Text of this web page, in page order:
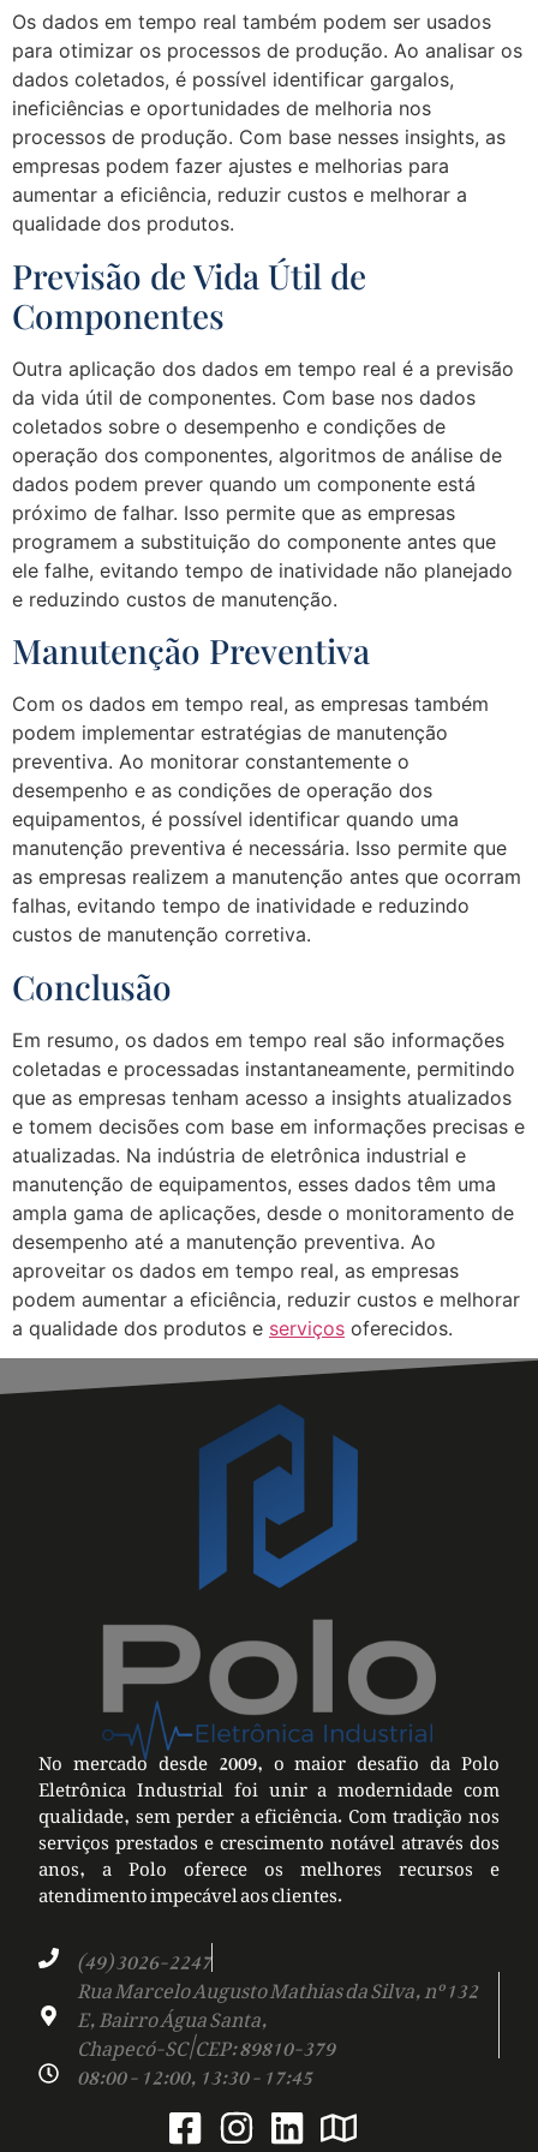
Os dados em tempo real também podem ser usados
para otimizar os processos de produção. Ao analisar os
dados coletados, é possível identificar gargalos,
ineficiências e oportunidades de melhoria nos
processos de produção. Com base nesses insights, as
empresas podem fazer ajustes e melhorias para
aumentar a eficiência, reduzir custos e melhorar a
qualidade dos produtos.
Previsão de Vida Útil de
Componentes
Outra aplicação dos dados em tempo real é a previsão
da vida útil de componentes. Com base nos dados
coletados sobre o desempenho e condições de
operação dos componentes, algoritmos de análise de
dados podem prever quando um componente está
próximo de falhar. Isso permite que as empresas
programem a substituição do componente antes que
ele falhe, evitando tempo de inatividade não planejado
e reduzindo custos de manutenção.
Manutenção Preventiva
Com os dados em tempo real, as empresas também
podem implementar estratégias de manutenção
preventiva. Ao monitorar constantemente o
desempenho e as condições de operação dos
equipamentos, é possível identificar quando uma
manutenção preventiva é necessária. Isso permite que
as empresas realizem a manutenção antes que ocorram
falhas, evitando tempo de inatividade e reduzindo
custos de manutenção corretiva.
Conclusão
Em resumo, os dados em tempo real são informações
coletadas e processadas instantaneamente, permitindo
que as empresas tenham acesso a insights atualizados
e tomem decisões com base em informações precisas e
atualizadas. Na indústria de eletrônica industrial e
manutenção de equipamentos, esses dados têm uma
ampla gama de aplicações, desde o monitoramento de
desempenho até a manutenção preventiva. Ao
aproveitar os dados em tempo real, as empresas
podem aumentar a eficiência, reduzir custos e melhorar
a qualidade dos produtos e serviços oferecidos.
No mercado desde 2009, o maior desafio da Polo
Eletrônica Industrial foi unir a modernidade com
qualidade, sem perder a eficiência. Com tradição nos
serviços prestados e crescimento notável através dos
anos, a Polo oferece os melhores recursos e
atendimento impecável aos clientes.
(49) 3026-2247
Rua Marcelo Augusto Mathias da Silva, nº 132
E, Bairro Água Santa,
Chapecó-SC | CEP: 89810-379
08:00 - 12:00, 13:30 - 17:45